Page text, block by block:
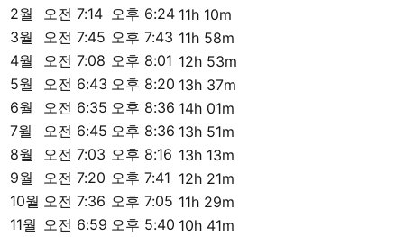
2월 오전 7:14 오후 6:24 11h 10m
3월
오전 7:45 오후 7:43 11h 58m
4월
오전 7:08 오후 8:01 12h 53m
5월
오전 6:43 오후 8:20 13h 37m
6월
오전 6:35 오후 8:36 14h 01m
7월
오전 6:45 오후 8:36 13h 51m
8월
오전 7:03 오후 8:16 13h 13m
9월
오전 7:20 오후 7:41 12h 21m
10월 오전 7:36 오후 7:05 11h 29m
11월 오전 6:59 오후 5:40 10h 41m